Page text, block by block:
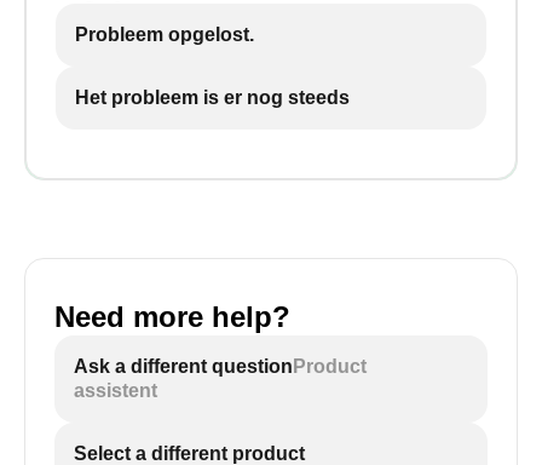
Probleem opgelost.
Het probleem is er nog steeds
Need more help?
Ask a different question Product
assistent
Select a different product